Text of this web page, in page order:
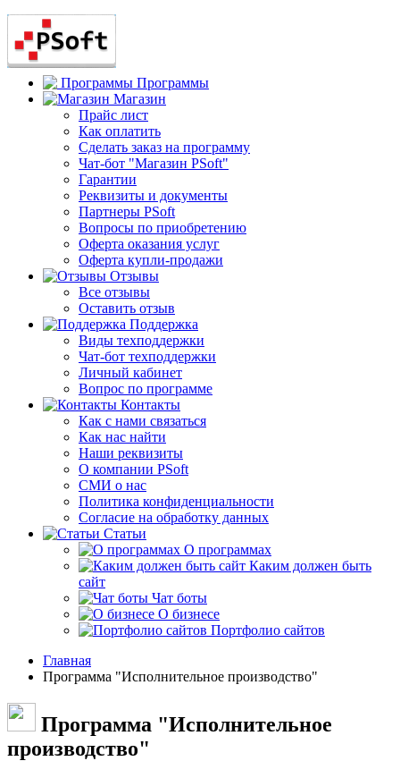
Программы
Магазин
Прайс лист
Как оплатить
Сделать заказ на программу
Чат-бот "Магазин PSoft"
Гарантии
Реквизиты и документы
Партнеры PSoft
Вопросы по приобретению
Оферта оказания услуг
Оферта купли-продажи
Отзывы
Все отзывы
Оставить отзыв
Поддержка
Виды техподдержки
Чат-бот техподдержки
Личный кабинет
Вопрос по программе
Контакты
Как с нами связаться
Как нас найти
Наши реквизиты
О компании PSoft
СМИ о нас
Политика конфиденциальности
Согласие на обработку данных
Статьи
О программах
Каким должен быть
сайт
Чат боты
О бизнесе
Портфолио сайтов
Главная
Программа "Исполнительное производство"
Программа "Исполнительное
производство"